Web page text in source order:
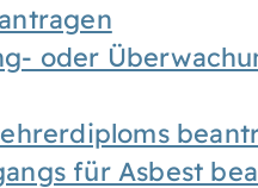
oder
für Asbest